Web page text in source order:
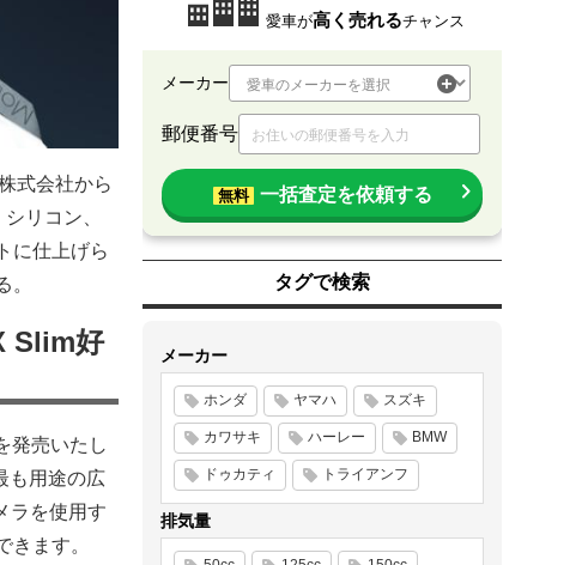
式会社から
リコン、
に仕上げら
Slim好
発売いたし
も用途の広
ラを使用す
ます。
愛車が高く売れるチャンス
メーカー
郵便番号
無料 一括査定を依頼する
タグで検索
メーカー
ホンダ ヤマハ スズキ
カワサキ ハーレー BMW
ドゥカティ トライアンフ
排気量